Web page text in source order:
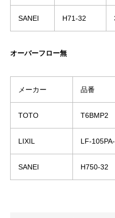
SANEI H71-32
オーバーフロー無
メーカー 品番
TOTO T6BMP2
LIXIL LF-
SANEI H750-32